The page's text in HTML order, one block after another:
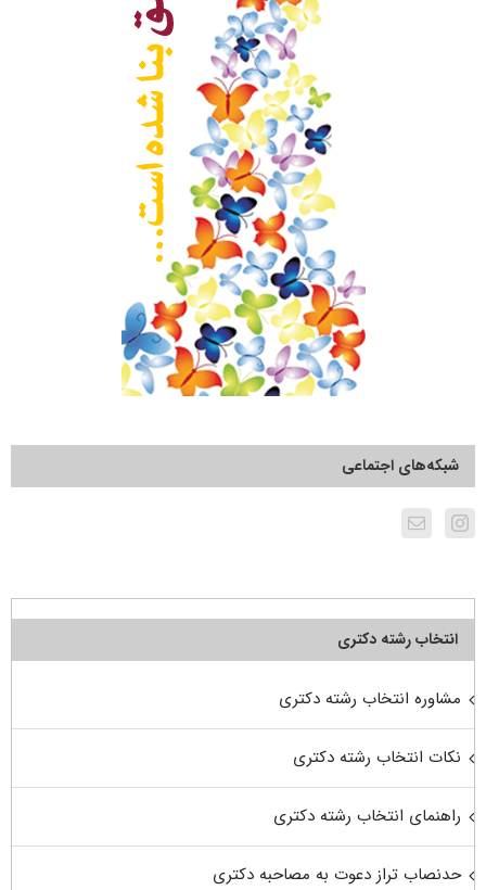
شبکه‌های اجتماعی
انتخاب رشته دکتری
مشاوره انتخاب رشته دکتری
نکات انتخاب رشته دکتری
راهنمای انتخاب رشته دکتری
حدنصاب تراز دعوت به مصاحبه دکتری